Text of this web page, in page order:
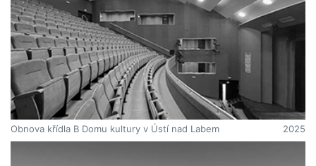
Obnova křídla B Domu kultury v Ústí nad Labem 2025